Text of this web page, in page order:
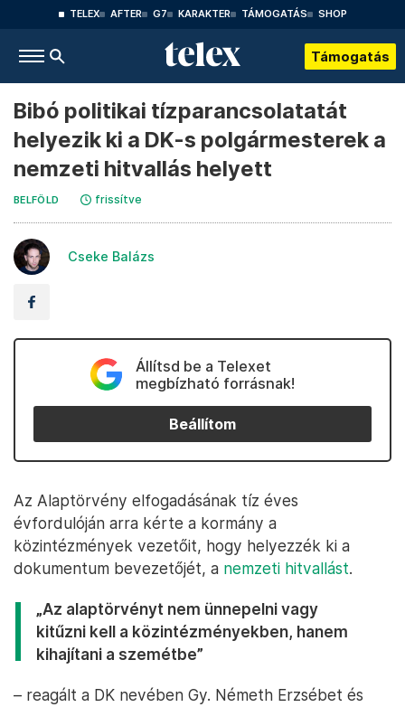
TELEX AFTER G7 KARAKTER TÁMOGATÁS SHOP
Támogatás
Bibó politikai tízparancsolatatát
helyezik ki a DK-s polgármesterek a
nemzeti hitvallás helyett
BELFÖLD frissítve
Cseke Balázs
Állítsd be a Telexet
megbízható forrásnak!
Beállítom
Az Alaptörvény elfogadásának tíz éves
évfordulóján arra kérte a kormány a
közintézmények vezetőit, hogy helyezzék ki a
dokumentum bevezetőjét, a nemzeti hitvallást.
„Az alaptörvényt nem ünnepelni vagy
kitűzni kell a közintézményekben, hanem
kihajítani a szemétbe”
– reagált a DK nevében Gy. Németh Erzsébet és